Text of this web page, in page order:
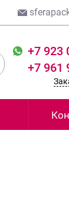
+7 923
+7 961